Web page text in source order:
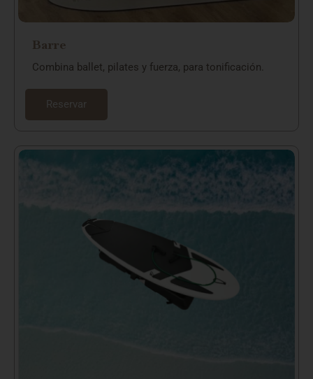
Barre
Combina ballet, pilates y fuerza, para tonificación.
Reservar